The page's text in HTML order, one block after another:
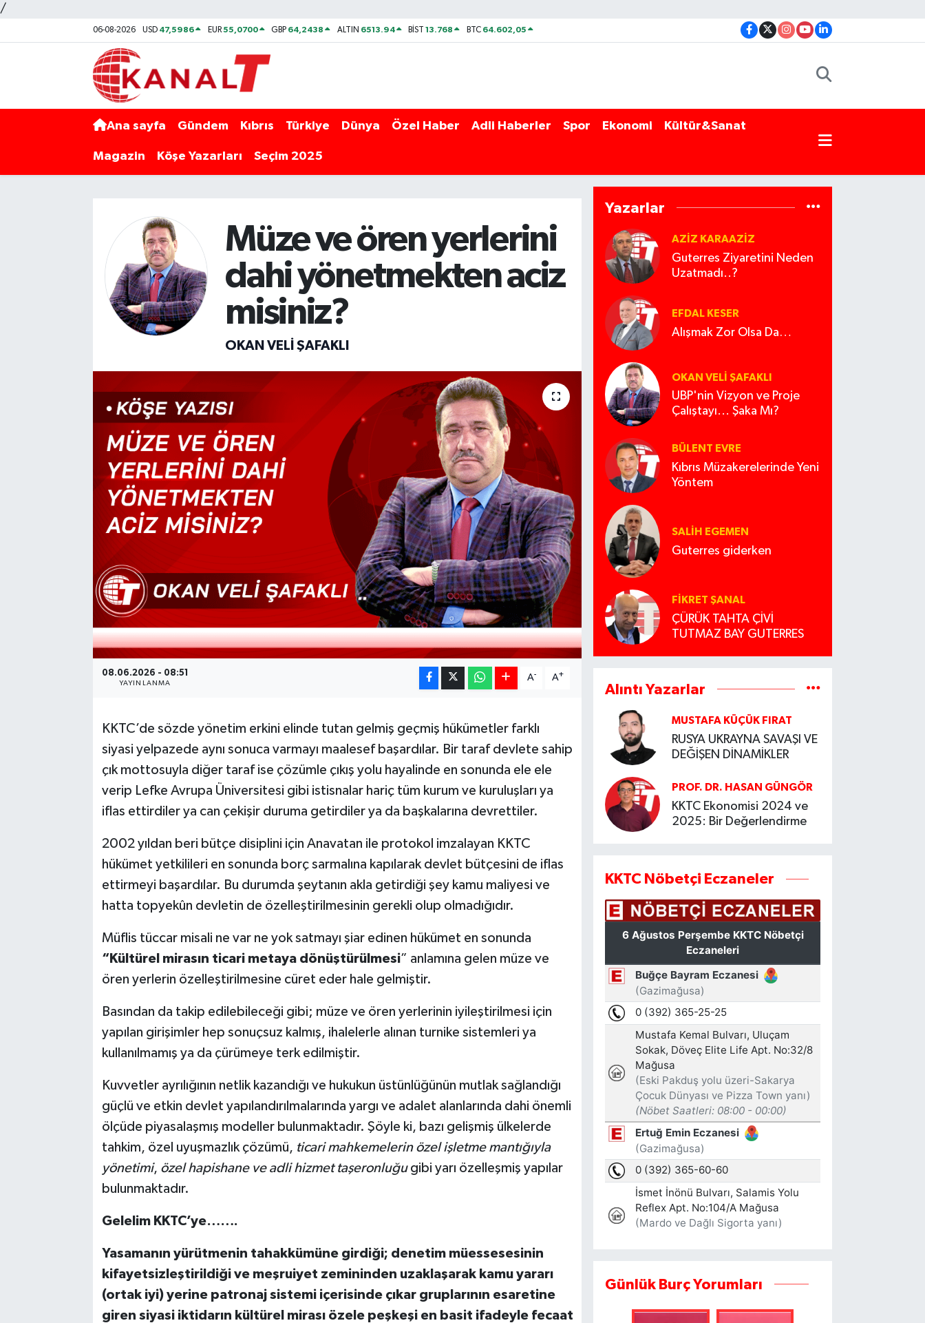
/
06-08-2026 USD 47,5986 EUR55,0700 GBP 64,2438 ALTIN 6513.94 BİST13.768 BTC 64.602,05
Ana sayfa Gündem Kıbrıs Türkiye Dünya Özel Haber Adli Haberler Spor Ekonomi Kültür&Sanat
Magazin Köşe Yazarları Seçim 2025
Müze ve ören yerlerini
dahi yönetmekten aciz
misiniz?
OKAN VELI ŞAFAKLI
08.06.2026 - 08:51
YAYINLANMA
A- A+
KKTC’de sözde yönetim erkini elinde tutan gelmiş geçmiş hükümetler farklı
siyasi yelpazede aynı sonuca varmayı maalesef başardılar. Bir taraf devlete sahip
çık mottosuyla diğer taraf ise çözümle çıkış yolu hayalinde en sonunda ele ele
verip Lefke Avrupa Üniversitesi gibi istisnalar hariç tüm kurum ve kuruluşları ya
iflas ettirdiler ya can çekişir duruma getirdiler ya da başkalarına devrettiler.
2002 yıldan beri bütçe disiplini için Anavatan ile protokol imzalayan KKTC
hükümet yetkilileri en sonunda borç sarmalına kapılarak devlet bütçesini de iflas
ettirmeyi başardılar. Bu durumda şeytanın akla getirdiği şey kamu maliyesi ve
hatta topyekûn devletin de özelleştirilmesinin gerekli olup olmadığıdır.
Müflis tüccar misali ne var ne yok satmayı şiar edinen hükümet en sonunda
“Kültürel mirasın ticari metaya dönüştürülmesi” anlamına gelen müze ve
ören yerlerin özelleştirilmesine cüret eder hale gelmiştir.
Basından da takip edilebileceği gibi; müze ve ören yerlerinin iyileştirilmesi için
yapılan girişimler hep sonuçsuz kalmış, ihalelerle alınan turnike sistemleri ya
kullanılmamış ya da çürümeye terk edilmiştir.
Kuvvetler ayrılığının netlik kazandığı ve hukukun üstünlüğünün mutlak sağlandığı
güçlü ve etkin devlet yapılandırılmalarında yargı ve adalet alanlarında dahi önemli
ölçüde piyasalaşmış modeller bulunmaktadır. Şöyle ki, bazı gelişmiş ülkelerde
tahkim, özel uyuşmazlık çözümü, ticari mahkemelerin özel işletme mantığıyla
yönetimi, özel hapishane ve adli hizmet taşeronluğugibi yarı özelleşmiş yapılar
bulunmaktadır.
Gelelim KKTC’ye…….
Yasamanın yürütmenin tahakkümüne girdiği; denetim müessesesinin
kifayetsizleştirildiği ve meşruiyet zemininden uzaklaşarak kamu yararı
(ortak iyi) yerine patronaj sistemi içerisinde çıkar gruplarının esaretine
giren siyasi iktidarın kültürel mirası özele peşkeşi en basit ifadeyle fecaat
Yazarlar
AZIZ KARAAZIZ
Guterres Ziyaretini Neden
Uzatmadı..?
EFDAL KESER
Alışmak Zor Olsa Da…
OKAN VELI ŞAFAKLI
UBP'nin Vizyon ve Proje
Çalıştayı... Şaka Mı?
BÜLENT EVRE
Kıbrıs Müzakerelerinde Yeni
Yöntem
SALIH EGEMEN
Guterres giderken
FIKRET ŞANAL
ÇÜRÜK TAHTA ÇİVİ
TUTMAZ BAY GUTERRES
Alıntı Yazarlar
MUSTAFA KÜÇÜK FIRAT
RUSYA UKRAYNA SAVAŞI VE
DEĞİŞEN DİNAMİKLER
PROF. DR. HASAN GÜNGÖR
KKTC Ekonomisi 2024 ve
2025: Bir Değerlendirme
KKTC Nöbetçi Eczaneler
Günlük Burç Yorumları